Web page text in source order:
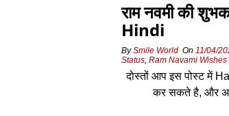
राम नवमी की
Hindi
BySmile World On 11/04/
Status, Ram Navami
दोस्‍तों आप इस पोस्‍ट में
कर सकते है, और